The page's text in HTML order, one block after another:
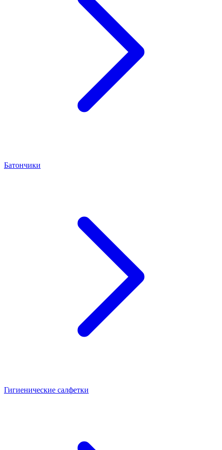
Батончики
Гигиенические салфетки